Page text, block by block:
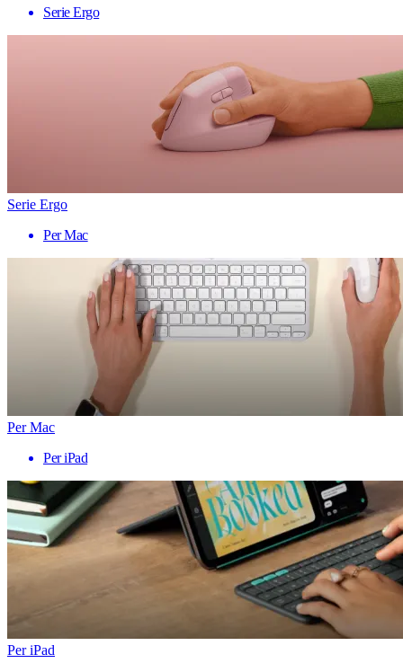
Serie Ergo
Serie Ergo
Per Mac
Per Mac
Per iPad
Per iPad